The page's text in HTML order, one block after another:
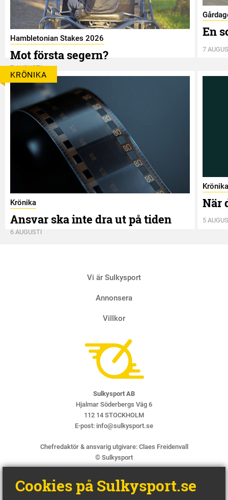
Hambletonian Stakes 2026
Mot första segern?
7 AUGUSTI
En
7
KRÖNIKA
Krönika
Ansvar ska inte dra ut på tiden
6 AUGUSTI
Krönika
När
5
Vi är Sulkysport
Annonsera
Villkor
Sulkysport AB
Hjalmar Söderbergs Väg 6
112 14 STOCKHOLM
E-post: info@sulkysport.se
Chefredaktör & ansvarig utgivare: Claes Freidenvall
© Sulkysport
Cookies på Sulkysport.se